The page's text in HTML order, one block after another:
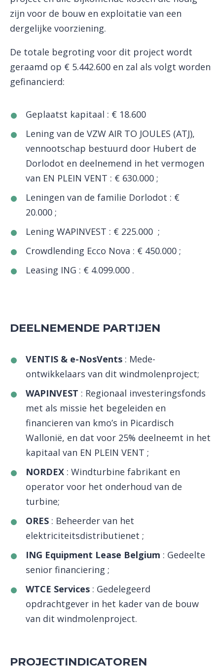
zijn voor de bouw en exploitatie van een
dergelijke voorziening.
De totale begroting voor dit project wordt
geraamd op € 5.442.600 en zal als volgt worden
gefinancierd:
Geplaatst kapitaal : € 18.600
Lening van de VZW AIR TO JOULES (ATJ),
vennootschap bestuurd door Hubert de
Dorlodot en deelnemend in het vermogen
van EN PLEIN VENT : € 630.000 ;
Leningen van de familie Dorlodot : €
20.000 ;
Lening WAPINVEST : € 225.000 ;
Crowdlending Ecco Nova : € 450.000 ;
Leasing ING : € 4.099.000 .
DEELNEMENDE PARTIJEN
VENTIS & e-NosVents : Mede-
ontwikkelaars van dit windmolenproject;
WAPINVEST : Regionaal investeringsfonds
met als missie het begeleiden en
financieren van kmo’s in Picardisch
Wallonië, en dat voor 25% deelneemt in het
kapitaal van EN PLEIN VENT ;
NORDEX : Windturbine fabrikant en
operator voor het onderhoud van de
turbine;
ORES : Beheerder van het
elektriciteitsdistributienet ;
ING Equipment Lease Belgium : Gedeelte
senior financiering ;
WTCE Services : Gedelegeerd
opdrachtgever in het kader van de bouw
van dit windmolenproject.
PROJECTINDICATOREN